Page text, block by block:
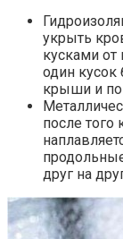
укрыть
кусками
один кусок
крыши и
после того
друг на